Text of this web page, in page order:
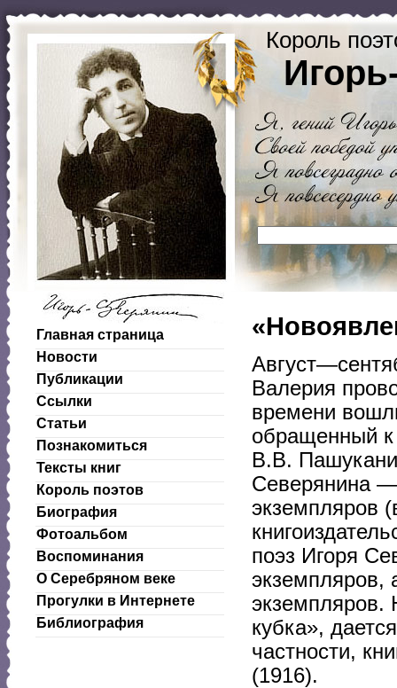
Король
Главная страница
Новости
Публикации
Ссылки
Статьи
Познакомиться
Тексты книг
Король поэтов
Биография
Фотоальбом
Воспоминания
О Серебряном веке
Прогулки в Интернете
Библиография
Валерия
времени
обращенный к
В.В.
Северянина —
экземпляров
поэз Игоря
экземпляров,
экземпляров.
кубка»,
частности,
(1916).